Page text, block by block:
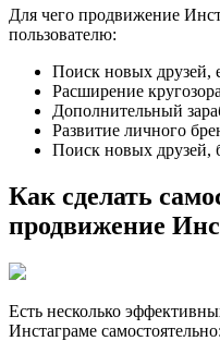
Для чего продвижение
пользователю:
Поиск новых
Расширение
Дополнительный
Развитие личного
Поиск новых друзей,
Как сделать
продвижение
Есть несколько
Инстаграме самостоятельно: